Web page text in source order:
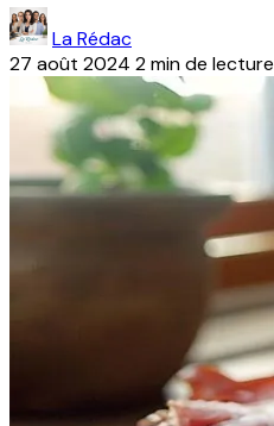
La Rédac
27 août 2024 2 min de lecture